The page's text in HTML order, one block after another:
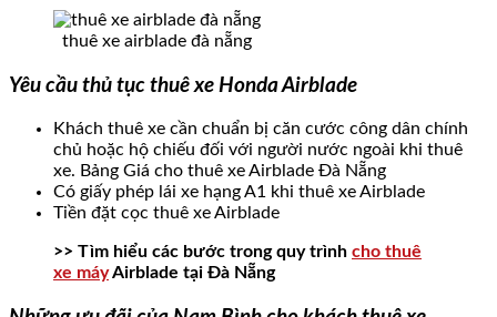
thuê xe airblade đà nẵng
Yêu cầu thủ tục thuê xe Honda Airblade
Khách thuê xe cần chuẩn bị căn cước công dân chính
chủ hoặc hộ chiếu đối với người nước ngoài khi thuê
xe. Bảng Giá cho thuê xe Airblade Đà Nẵng
Có giấy phép lái xe hạng A1 khi thuê xe Airblade
Tiền đặt cọc thuê xe Airblade
>> Tìm hiểu các bước trong quy trình cho thuê
xe máyAirblade tại Đà Nẵng